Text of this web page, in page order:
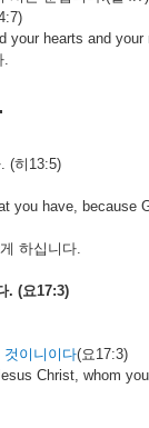
your hearts and
.
. (히 13:5)
you have, because
하십니다.
. (요17:3)
것이니이다(요17:3)
Christ, whom